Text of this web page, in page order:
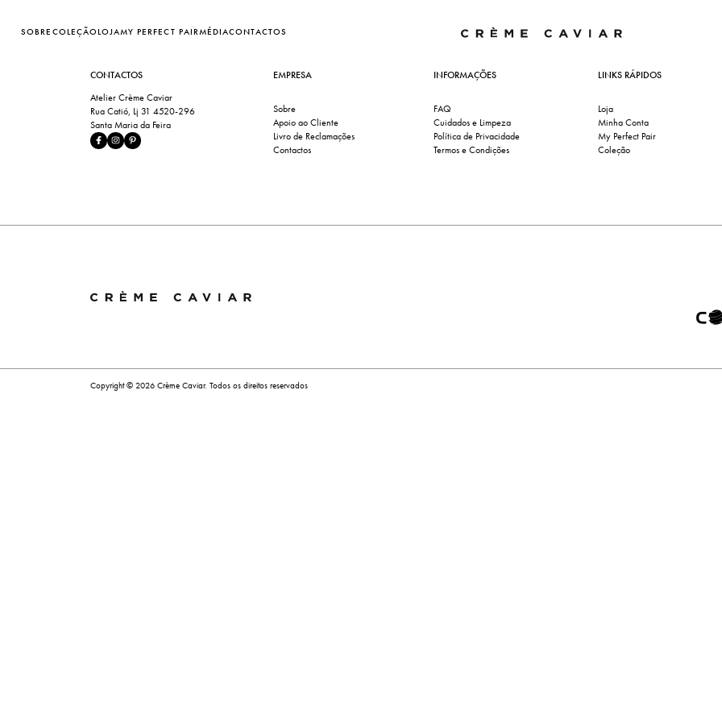
SOBRE COLEÇÃOLOJAMY PERFECT PAIRMÉDIACONTACTOS
CONTACTOS
Atelier Crème Caviar
Rua Catió, Lj 31 4520-296
Santa Maria da Feira
EMPRESA
Sobre
Apoio ao Cliente
Livro de Reclamações
Contactos
INFORMAÇÕES
FAQ
Cuidados e Limpeza
Política de Privacidade
Termos e Condições
LINKS RÁPIDOS
Loja
Minha Conta
My Perfect Pair
Coleção
Copyright © 2026 Crème Caviar. Todos os direitos reservados